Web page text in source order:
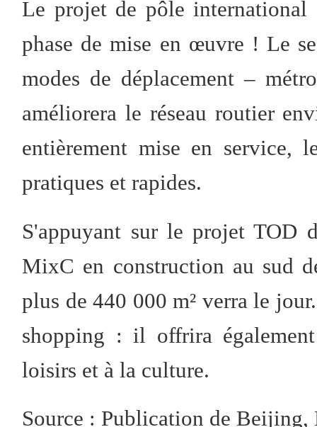
Le projet de pôle international
phase de mise en œuvre ! Le
modes de déplacement –
améliorera le réseau routier
entièrement mise en service,
pratiques et rapides.
S'appuyant sur le projet TOD
MixC en construction au sud
plus de 440 000 m² verra le
shopping : il offrira
loisirs et à la culture.
Source : Publication de